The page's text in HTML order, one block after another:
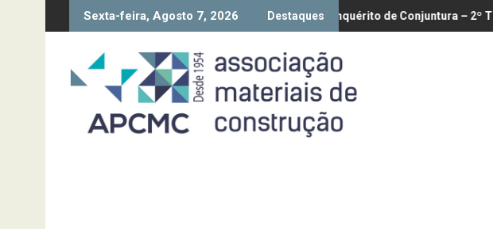
Sexta-feira, Agosto 7, 2026 Destaques
da Diretiva “Transparência Salarial” – Pedido de contributos até 18/8
Síntese Inquérito de Conjuntura – 2º Trimestre 2026